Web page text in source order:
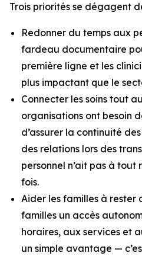
Trois priorités se dégagent
Redonner du temps aux
fardeau documentaire
première ligne et les
plus impactant que le
Connecter les soins tout
organisations ont besoin
d’assurer la continuité
des relations lors des
personnel n’ait pas à
fois.
Aider les familles à rester
familles un accès
horaires, aux services et
un simple avantage —